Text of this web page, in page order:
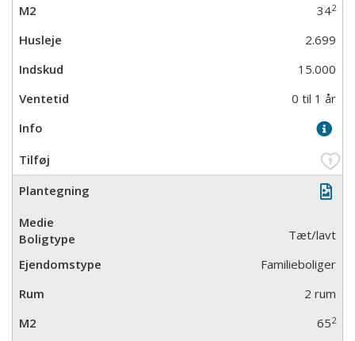
342
2.699
15.000
0 til 1 år
Tæt/lavt
Familieboliger
2 rum
652